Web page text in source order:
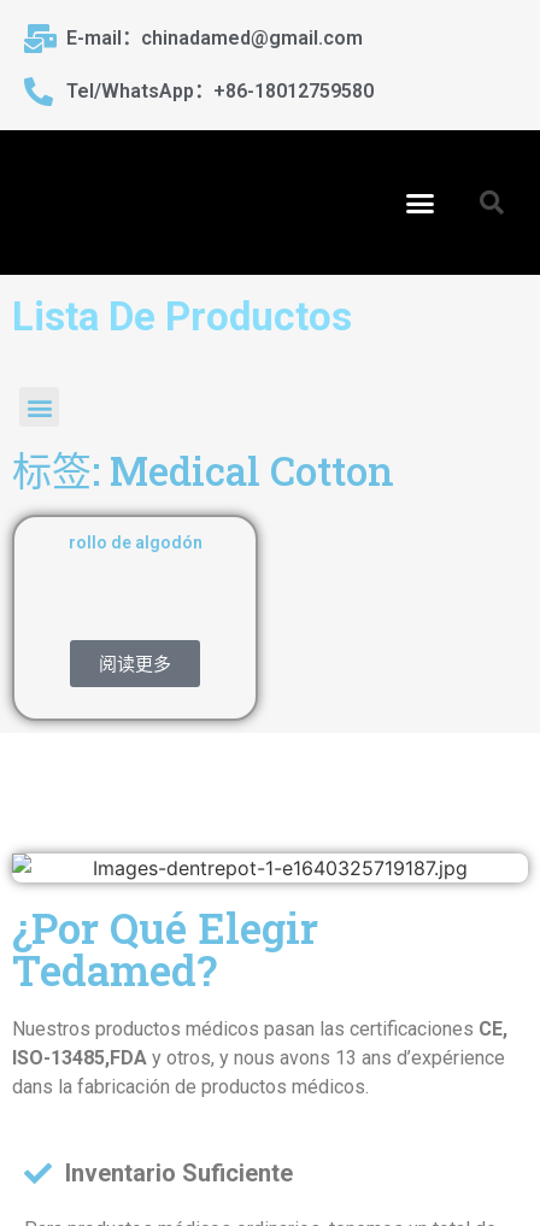
E-mail：chinadamed@gmail.com
Tel/WhatsApp：+86-18012759580
Lista De Productos
标签: Medical Cotton
rollo de algodón
阅读更多
¿Por Qué Elegir
Tedamed?
Nuestros productos médicos pasan las certificaciones CE,
ISO-13485,FDA y otros, y nous avons 13 ans d’expérience
dans la fabricación de productos médicos.
Inventario Suficiente